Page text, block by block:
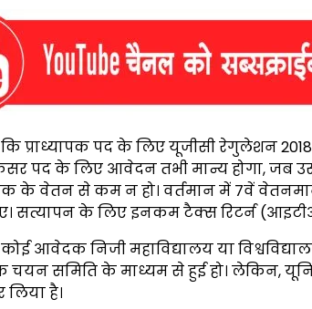
प्राध्यापक पद के लिए यूजीसी रेगुलेशन
पद के लिए आवेदन तभी मान्य होगा,
के वेतन से कम न हो। वर्तमान में 7वें
सत्यापन के लिए इनकम टैक्स रिटर्न
आवेदक निजी महाविद्यालय या
समिति के माध्यम से हुई हो। लेकिन,
लिया है।